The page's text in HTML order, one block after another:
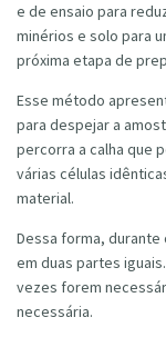
e de ensaio para
minérios e solo para
próxima etapa de
Esse método
para despejar a
percorra a calha que
várias células
material.
Dessa forma, durante
em duas partes
vezes forem
necessária.